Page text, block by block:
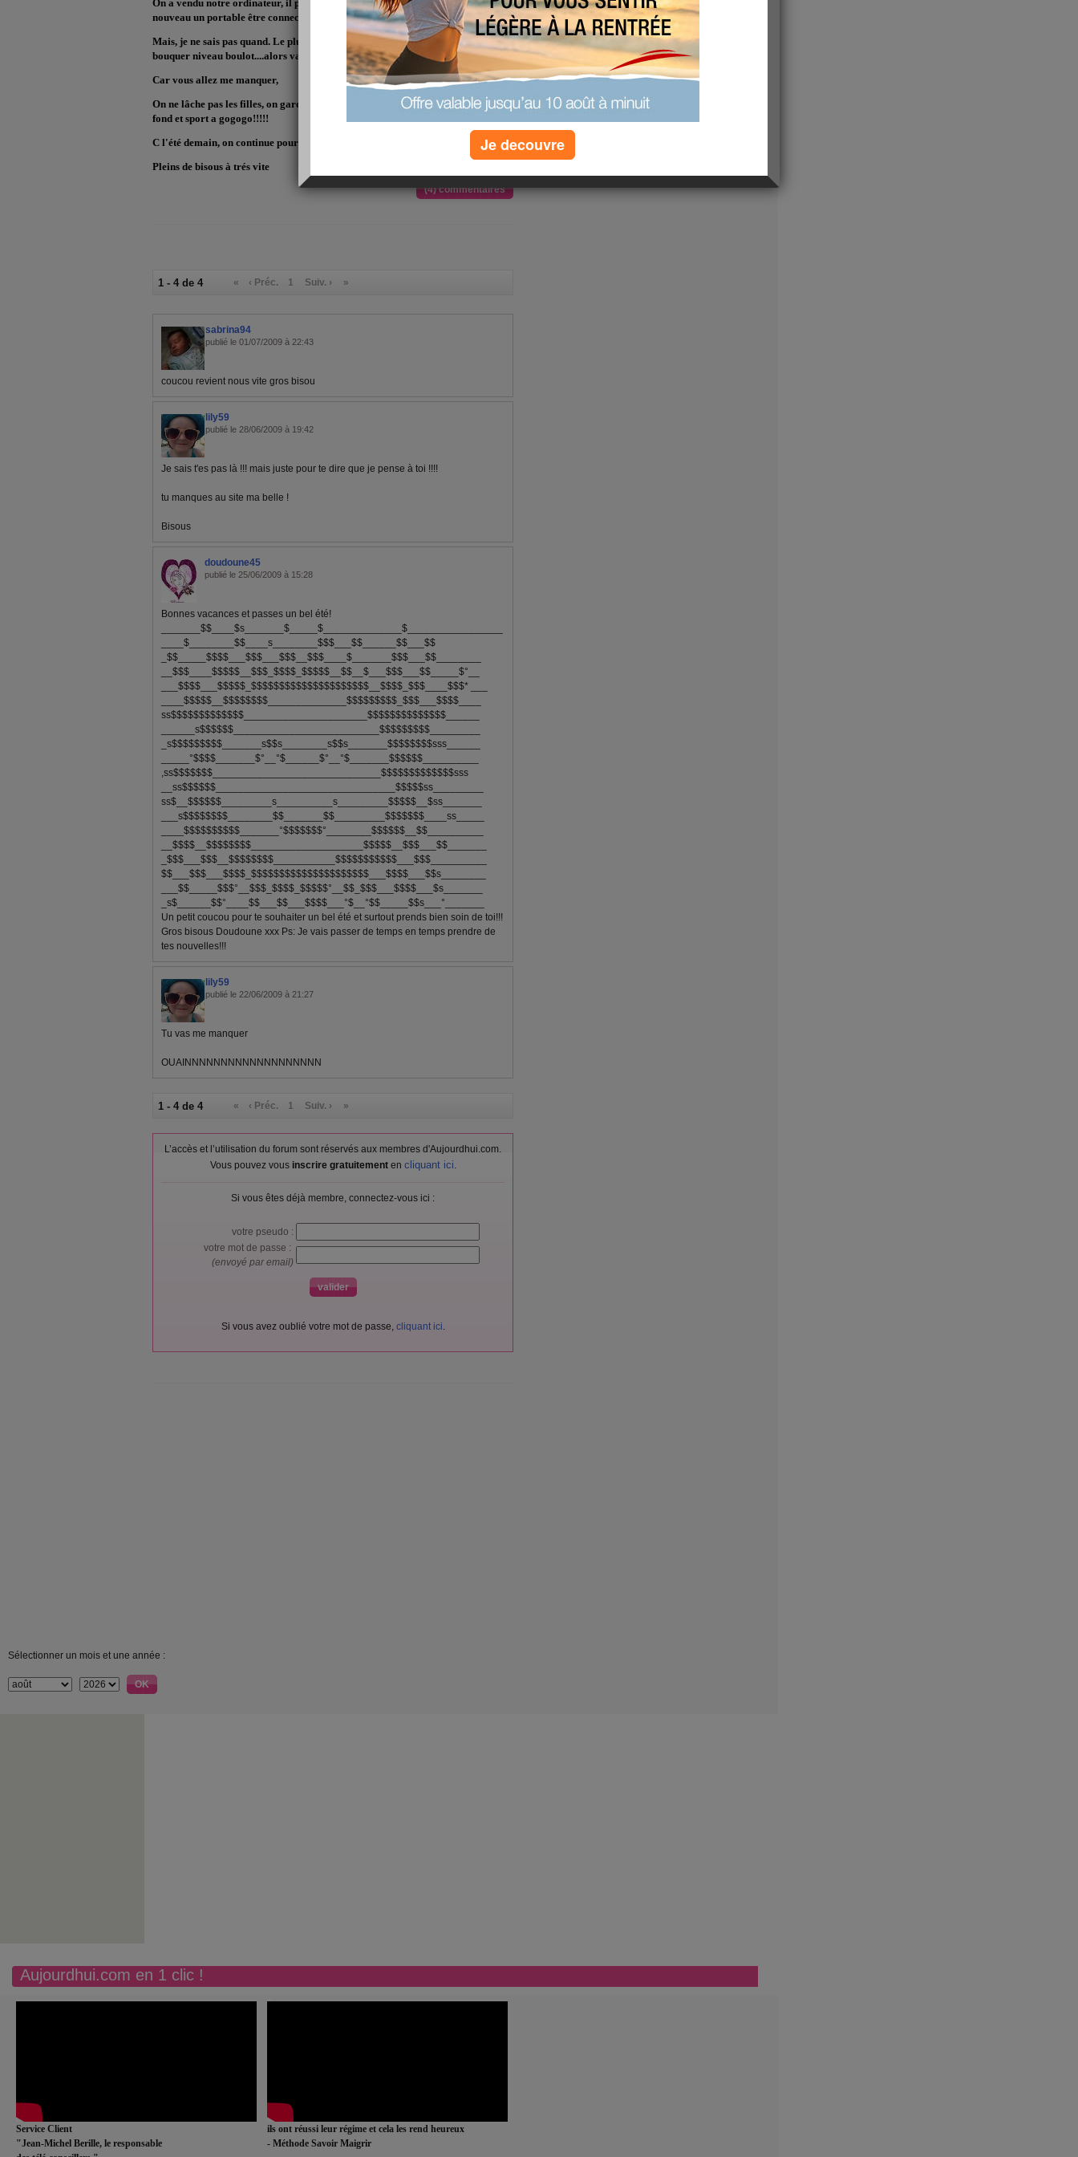
On a vendu notre ordinateur, il part aujourd'hui, ce soir. Et on va en acheter un
nouveau un portable être connecter partout avec mon site péférer.
Mais, je ne sais pas quand. Le plus vite possible, j'espère!!!!!! Mon mari est over
bouquer niveau boulot....alors va falloir patienter.Pas trop longtemps, j'espère!!!
Car vous allez me manquer,
On ne lâche pas les filles, on garde la motivation la détermination, Régime à
fond et sport a gogogo!!!!!
C l'été demain, on continue pour être les plus belle sur la plage.....
Pleins de bisous à trés vite
(4) commentaires
1 - 4 de 4 « ‹ Préc. 1 Suiv. › »
sabrina94
publié le 01/07/2009 à 22:43
coucou revient nous vite gros bisou
lily59
publié le 28/06/2009 à 19:42
Je sais t'es pas là !!! mais juste pour te dire que je pense à toi !!!!
tu manques au site ma belle !
Bisous
doudoune45
publié le 25/06/2009 à 15:28
Bonnes vacances et passes un bel été!
_______$$____$s_______$_____$______________$_________________
____$________$$____s________$$$___$$______$$___$$
_$$_____$$$$___$$$___$$$__$$$____$_______$$$___$$________
__$$$____$$$$$__$$$_$$$$_$$$$$__$$__$___$$$___$$_____$°__
___$$$$___$$$$$_$$$$$$$$$$$$$$$$$$$$$__$$$$_$$$____$$$* ___
____$$$$$__$$$$$$$$______________$$$$$$$$$_$$$___$$$$____
ss$$$$$$$$$$$$$______________________$$$$$$$$$$$$$$______
______s$$$$$$__________________________$$$$$$$$$_________
_s$$$$$$$$$_______s$$s________s$$s_______$$$$$$$$sss______
_____°$$$$_______$°__°$______$°__°$_______$$$$$$__________
,ss$$$$$$$______________________________$$$$$$$$$$$$$sss
__ss$$$$$$________________________________$$$$$ss_________
ss$__$$$$$$_________s__________s_________$$$$$__$ss_______
___s$$$$$$$$________$$_______$$_________$$$$$$$____ss_____
____$$$$$$$$$$_______°$$$$$$$°________$$$$$$__$$__________
__$$$$__$$$$$$$$____________________$$$$$__$$$___$$_______
_$$$___$$$__$$$$$$$$___________$$$$$$$$$$$___$$$__________
$$___$$$___$$$$_$$$$$$$$$$$$$$$$$$$$$___$$$$___$$s________
___$$_____$$$°__$$$_$$$$_$$$$$°__$$_$$$___$$$$___$s_______
_s$______$$°____$$___$$___$$$$___°$__°$$_____$$s___°_______
Un petit coucou pour te souhaiter un bel été et surtout prends bien soin de toi!!!
Gros bisous Doudoune xxx Ps: Je vais passer de temps en temps prendre de
tes nouvelles!!!
lily59
publié le 22/06/2009 à 21:27
Tu vas me manquer
OUAINNNNNNNNNNNNNNNNNNN
1 - 4 de 4 « ‹ Préc. 1 Suiv. › »
L’accès et l’utilisation du forum sont réservés aux membres d'Aujourdhui.com.
Vous pouvez vous inscrire gratuitementen cliquant ici.
Si vous êtes déjà membre, connectez-vous ici :
votre pseudo :
votre mot de passe :
(envoyé par email)
Si vous avez oublié votre mot de passe, cliquant ici.
Sélectionner un mois et une année :
Aujourdhui.com en 1 clic !
Service Client
"Jean-Michel Berille, le responsable
ils ont réussi leur régime et cela les rend heureux
- Méthode Savoir Maigrir
Je decouvre